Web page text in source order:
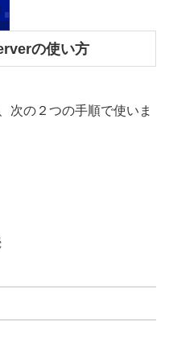
の使い方
次の２つの手順で使いま